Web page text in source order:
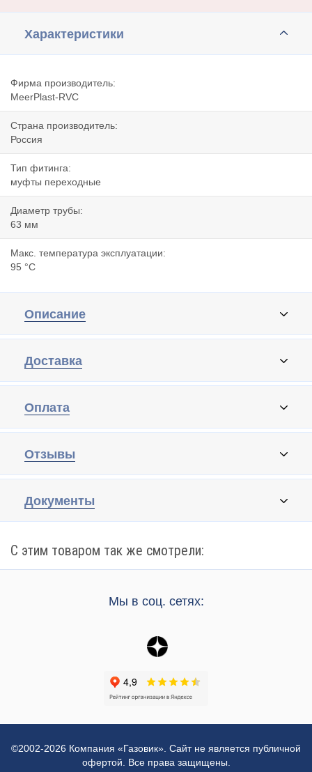
Характеристики
Фирма производитель:
MeerPlast-RVC
Страна производитель:
Россия
Тип фитинга:
муфты переходные
Диаметр трубы:
63 мм
Макс. температура эксплуатации:
95 °C
Описание
Доставка
Оплата
Отзывы
Документы
С этим товаром так же смотрели:
Мы в соц. сетях:
©2002-2026 Компания «Газовик». Сайт не является публичной
офертой. Все права защищены.